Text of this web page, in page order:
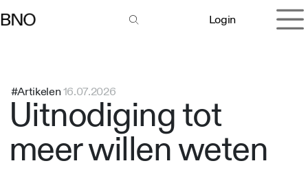
Login
#Artikelen16.07.2026
Uitnodiging tot
meer willen weten